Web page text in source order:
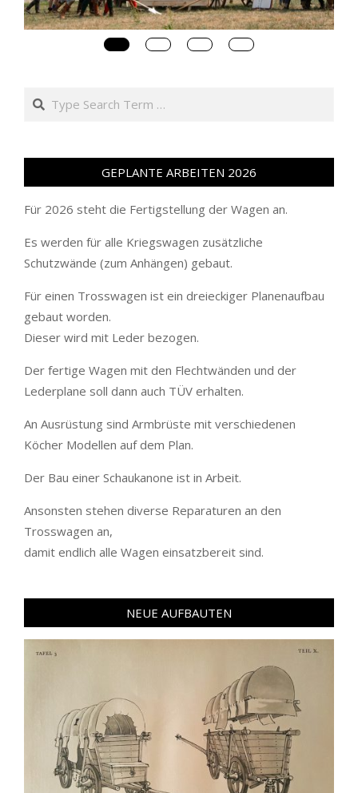
Search
GEPLANTE ARBEITEN 2026
Für 2026 steht die Fertigstellung der Wagen an.
Es werden für alle Kriegswagen zusätzliche
Schutzwände (zum Anhängen) gebaut.
Für einen Trosswagen ist ein dreieckiger Planenaufbau
gebaut worden.
Dieser wird mit Leder bezogen.
Der fertige Wagen mit den Flechtwänden und der
Lederplane soll dann auch TÜV erhalten.
An Ausrüstung sind Armbrüste mit verschiedenen
Köcher Modellen auf dem Plan.
Der Bau einer Schaukanone ist in Arbeit.
Ansonsten stehen diverse Reparaturen an den
Trosswagen an,
damit endlich alle Wagen einsatzbereit sind.
NEUE AUFBAUTEN